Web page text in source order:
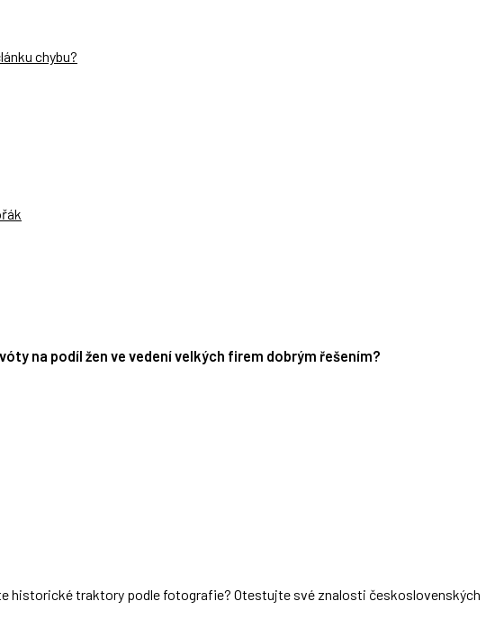
chybu?
na podíl žen ve vedení velkých firem dobrým řešením?
historické traktory podle fotografie? Otestujte své znalosti československých